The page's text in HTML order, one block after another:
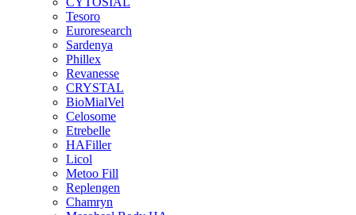
Tesoro
Euroresearch
Sardenya
Phillex
Revanesse
CRYSTAL
BioMialVel
Celosome
Etrebelle
HAFiller
Licol
Metoo Fill
Replengen
Chamryn